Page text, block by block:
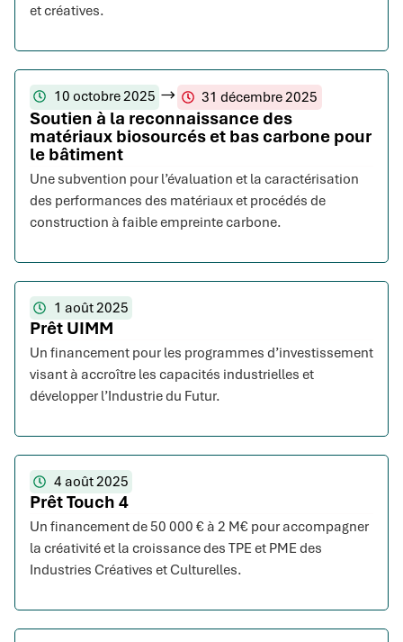
et créatives.
10 octobre 2025 31 décembre 2025
Soutien à la reconnaissance des
matériaux biosourcés et bas carbone pour
le bâtiment
Une subvention pour l’évaluation et la caractérisation
des performances des matériaux et procédés de
construction à faible empreinte carbone.
1 août 2025
Prêt UIMM
Un financement pour les programmes d’investissement
visant à accroître les capacités industrielles et
développer l’Industrie du Futur.
4 août 2025
Prêt Touch 4
Un financement de 50 000 € à 2 M€ pour accompagner
la créativité et la croissance des TPE et PME des
Industries Créatives et Culturelles.